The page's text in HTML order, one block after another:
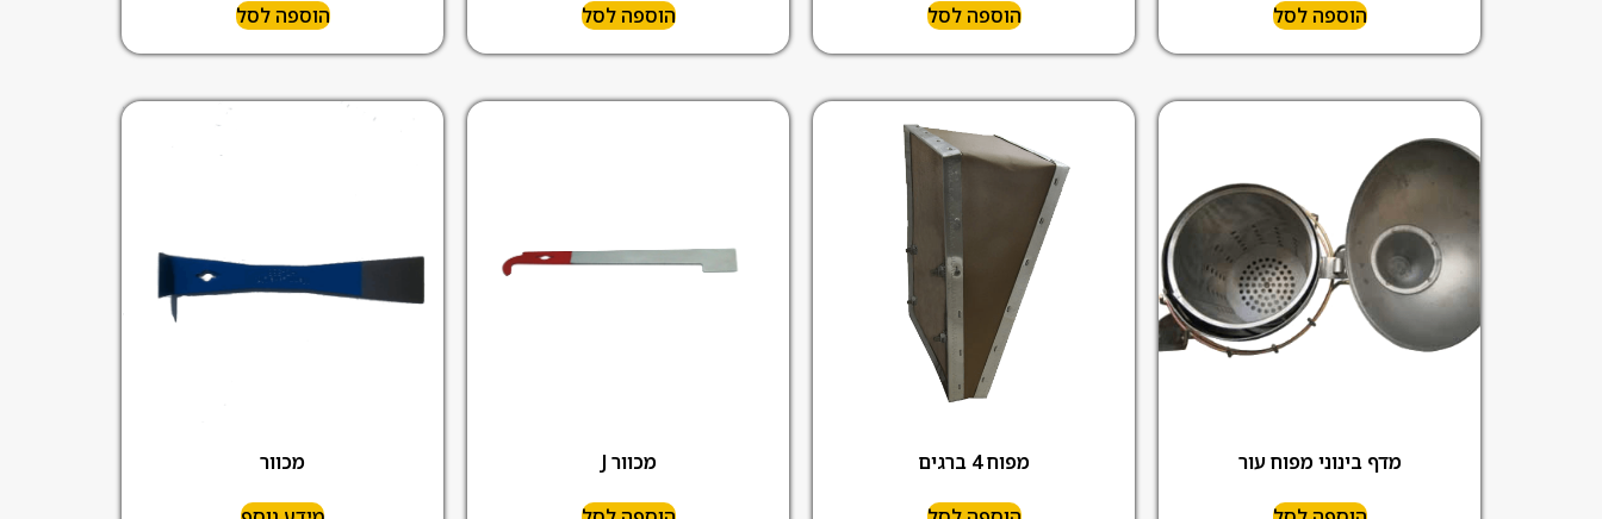
הוספה לסל הוספה לסל הוספה לסל הוספה לסל
מדף בינוני מפוח עור מפוח 4 ברגים מכוור J מכוור